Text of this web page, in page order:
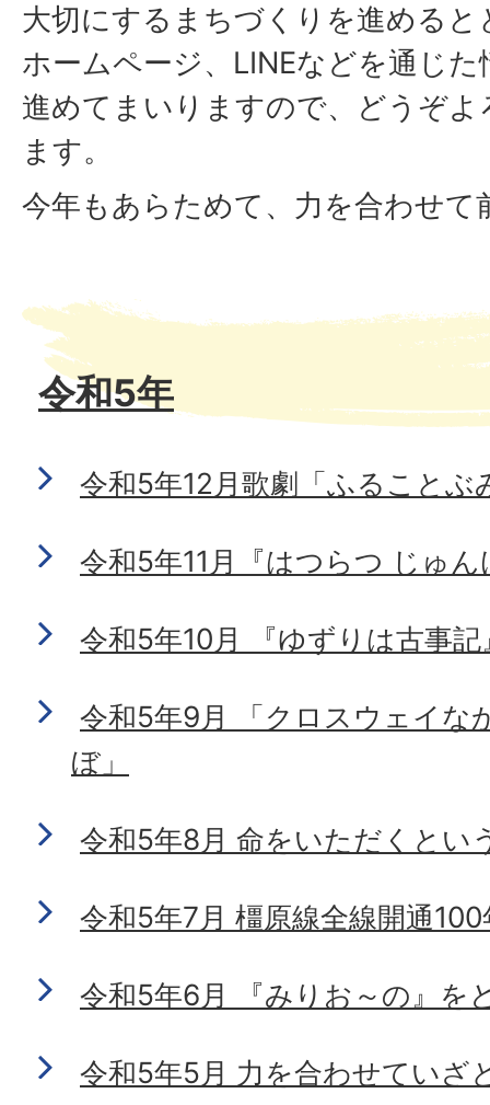
大切にするまちづくりを進める
ホームページ、LINEなどを通じ
進めてまいりますので、どうぞ
ます。
今年もあらためて、力を合わせて
令和5年
令和5年12月歌劇「ふることぶ
令和5年11月『はつらつ じゅん
令和5年10月 『ゆずりは古事記
令和5年9月 「クロスウェイな
ぼ」
令和5年8月 命をいただくとい
令和5年7月 橿原線全線開通100
令和5年6月 『みりお～の』を
令和5年5月 力を合わせていざ